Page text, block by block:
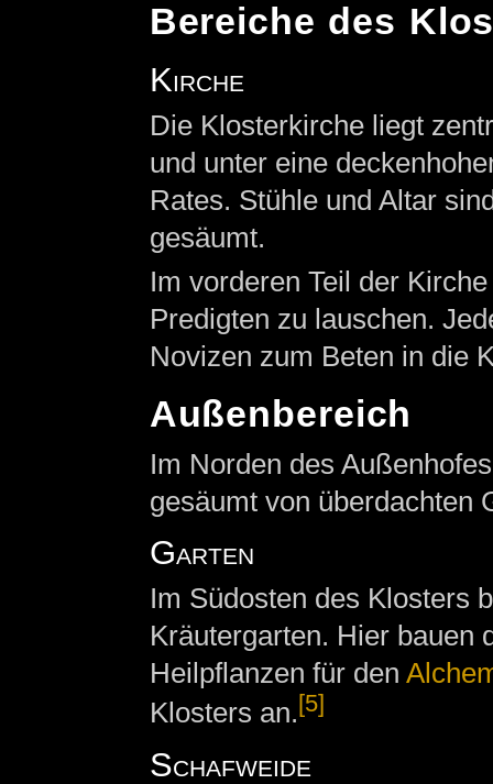
Bereiche des
Kirche
Die Klosterkirche liegt
und unter eine
Rates. Stühle und Altar
gesäumt.
Im vorderen Teil der
Predigten zu lauschen.
Novizen zum Beten in die
Außenbereich
Im Norden des
gesäumt von überdachten
Garten
Im Südosten des Klosters
Kräutergarten. Hier bauen
Heilpflanzen für den
Klosters an. [5]
Schafweide